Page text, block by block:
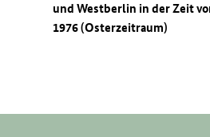
und Westberlin in der Zeit
1976 (Osterzeitraum)